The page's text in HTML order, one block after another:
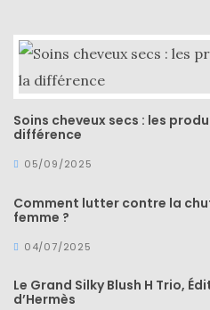
Ateliers
Auguste,
lequel
choisir
?
DU BLOG
Soins cheveux secs : les
différence
05/09/2025
Comment lutter contre la
femme ?
04/07/2025
Le Grand Silky Blush H Trio,
d’Hermès